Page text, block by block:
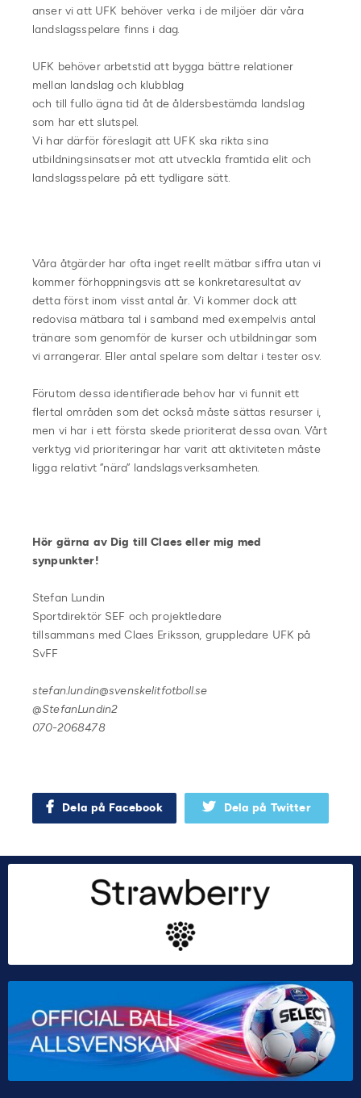
anser vi att UFK behöver verka i de miljöer där våra
landslagsspelare finns i dag.
UFK behöver arbetstid att bygga bättre relationer
mellan landslag och klubblag
och till fullo ägna tid åt de åldersbestämda landslag
som har ett slutspel.
Vi har därför föreslagit att UFK ska rikta sina
utbildningsinsatser mot att utveckla framtida elit och
landslagsspelare på ett tydligare sätt.
Våra åtgärder har ofta inget reellt mätbar siffra utan vi
kommer förhoppningsvis att se konkretaresultat av
detta först inom visst antal år. Vi kommer dock att
redovisa mätbara tal i samband med exempelvis antal
tränare som genomför de kurser och utbildningar som
vi arrangerar. Eller antal spelare som deltar i tester osv.
Förutom dessa identifierade behov har vi funnit ett
flertal områden som det också måste sättas resurser i,
men vi har i ett första skede prioriterat dessa ovan. Vårt
verktyg vid prioriteringar har varit att aktiviteten måste
ligga relativt ”nära” landslagsverksamheten.
Hör gärna av Dig till Claes eller mig med
synpunkter!
Stefan Lundin
Sportdirektör SEF och projektledare
tillsammans med Claes Eriksson, gruppledare UFK på
SvFF
stefan.lundin@svenskelitfotboll.se
@StefanLundin2
070-2068478
Dela på Facebook Dela på Twitter